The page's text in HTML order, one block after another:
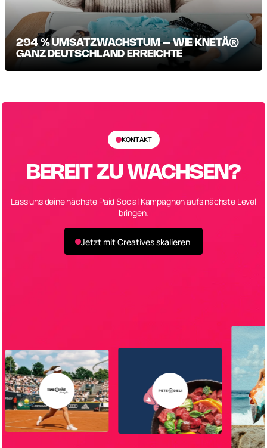
294 % UMSATZWACHSTUM – WIE KNETÄ®
GANZ DEUTSCHLAND ERREICHTE
KONTAKT
BEREIT ZU WACHSEN?
Lass uns deine nächste Paid Social Kampagnen aufs nächste Level
bringen.
Jetzt mit Creatives skalieren